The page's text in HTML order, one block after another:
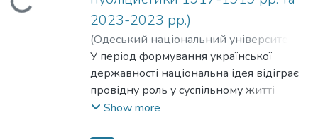
межами. Висвітлення історичних тем у
засобах масової інформації визначає не
лише погляд на минуле, а й активно
впливає на формування сучасних
політичних, культурних та соціальних
наративів.
2023-2023 рр.)
(Одеський національний університет
імені І. І. Мечникова,2023)Зозулінська,
Дар'я Романівна
У період формування української
державності національна ідея відіграє
провідну роль у суспільному житті
України, займаючи одне з центральних
Show more